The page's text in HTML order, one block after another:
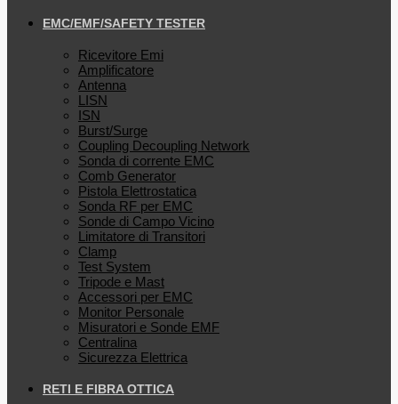
EMC/EMF/SAFETY TESTER
Ricevitore Emi
Amplificatore
Antenna
LISN
ISN
Burst/Surge
Coupling Decoupling Network
Sonda di corrente EMC
Comb Generator
Pistola Elettrostatica
Sonda RF per EMC
Sonde di Campo Vicino
Limitatore di Transitori
Clamp
Test System
Tripode e Mast
Accessori per EMC
Monitor Personale
Misuratori e Sonde EMF
Centralina
Sicurezza Elettrica
RETI E FIBRA OTTICA